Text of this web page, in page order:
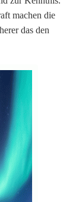
machen die
das den